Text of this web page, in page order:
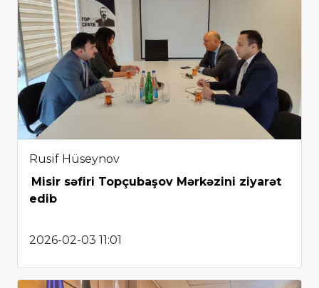
Rusif Hüseynov
Misir səfiri Topçubaşov Mərkəzini ziyarət
edib
2026-02-03 11:01